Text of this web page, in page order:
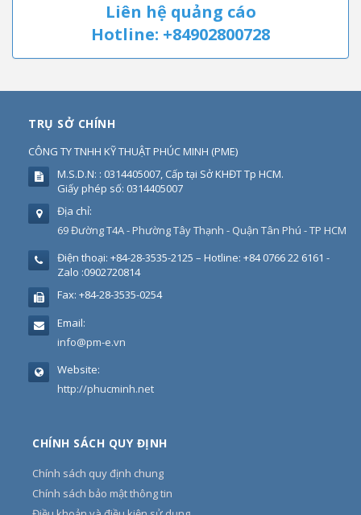
Liên hệ quảng cáo
Hotline: +84902800728
TRỤ SỞ CHÍNH
CÔNG TY TNHH KỸ THUẬT PHÚC MINH (PME)
M.S.D.N: : 0314405007, Cấp tại Sở KHĐT Tp HCM.
Giấy phép số: 0314405007
Địa chỉ:
69 Đường T4A - Phường Tây Thạnh - Quận Tân Phú - TP HCM
Điện thoại: +84-28-3535-2125 – Hotline: +84 0766 22 6161 -
Zalo :0902720814
Fax: +84-28-3535-0254
Email:
info@pm-e.vn
Website:
http://phucminh.net
CHÍNH SÁCH QUY ĐỊNH
Chính sách quy định chung
Chính sách bảo mật thông tin